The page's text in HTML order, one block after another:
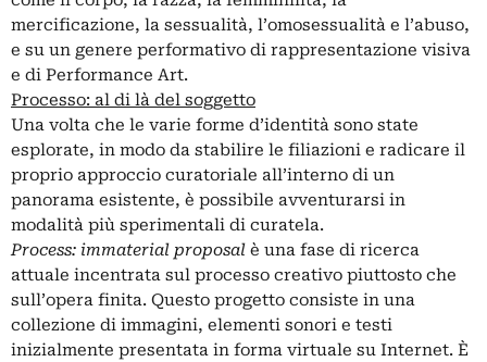
mercificazione, la sessualità, l’omosessualità e l’abuso,
e su un genere performativo di rappresentazione visiva
e di Performance Art.
Processo: al di là del soggetto
Una volta che le varie forme d’identità sono state
esplorate, in modo da stabilire le filiazioni e radicare il
proprio approccio curatoriale all’interno di un
panorama esistente, è possibile avventurarsi in
modalità più sperimentali di curatela.
Process: immaterial proposal è una fase di ricerca
attuale incentrata sul processo creativo piuttosto che
sull’opera finita. Questo progetto consiste in una
collezione di immagini, elementi sonori e testi
inizialmente presentata in forma virtuale su Internet. È